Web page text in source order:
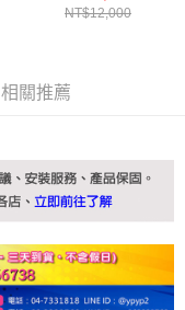
NT$12,000
相關推薦